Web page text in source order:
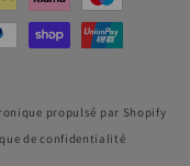
propulsé par Shopify
de confidentialité